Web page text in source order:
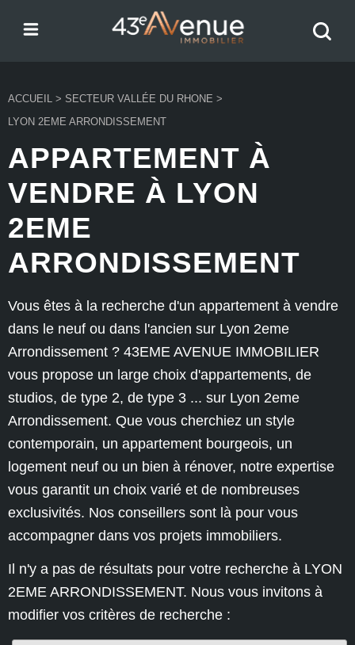
ACCUEIL > SECTEUR VALLÉE DU RHONE >
LYON 2EME ARRONDISSEMENT
APPARTEMENT À
VENDRE À LYON
2EME
ARRONDISSEMENT
Vous êtes à la recherche d'un appartement à vendre
dans le neuf ou dans l'ancien sur Lyon 2eme
Arrondissement ? 43EME AVENUE IMMOBILIER
vous propose un large choix d'appartements, de
studios, de type 2, de type 3 ... sur Lyon 2eme
Arrondissement. Que vous cherchiez un style
contemporain, un appartement bourgeois, un
logement neuf ou un bien à rénover, notre expertise
vous garantit un choix varié et de nombreuses
exclusivités. Nos conseillers sont là pour vous
accompagner dans vos projets immobiliers.
Il n'y a pas de résultats pour votre recherche à LYON
2EME ARRONDISSEMENT. Nous vous invitons à
modifier vos critères de recherche :